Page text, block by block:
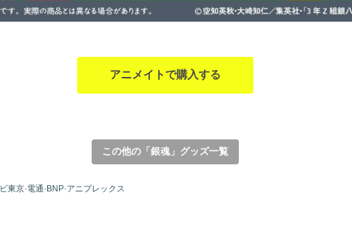
アニメイトで購入する
この他の「銀魂」グッズ一覧
東京·電通·BNP·アニプレックス